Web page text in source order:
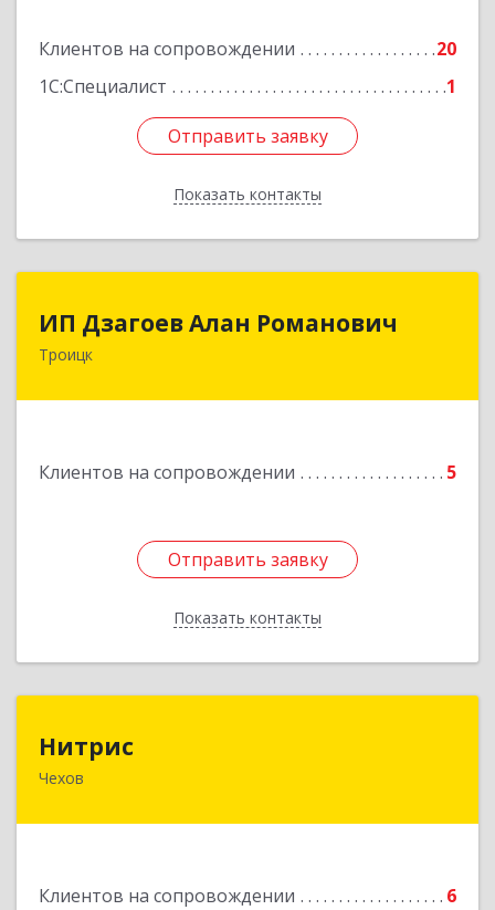
Клиентов на сопровождении
20
1С:Специалист
1
Отправить заявку
Показать контакты
Отправить заявку
Назад
ИП Дзагоев Алан Романович
Троицк
Клиентов на сопровождении 5
Отправить заявку
Показать контакты
Подробнее
Отправить заявку
Назад
Нитрис
Чехов
Клиентов на сопровождении 6
142350, Московская обл, Чехов м.о., Столбовая